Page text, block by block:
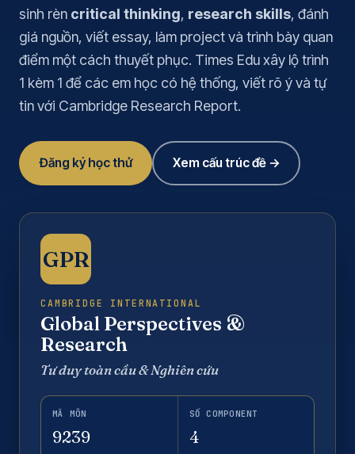
sinh rèn critical thinking, research skills, đánh
giá nguồn, viết essay, làm project và trình bày quan
điểm một cách thuyết phục. Times Edu xây lộ trình
1 kèm 1 để các em học có hệ thống, viết rõ ý và tự
tin với Cambridge Research Report.
Đăng ký học thử Xem cấu trúc đề →
GPR
CAMBRIDGE INTERNATIONAL
Global Perspectives &
Research
Tư duy toàn cầu & Nghiên cứu
MÃ MÔN
9239
SỐ COMPONENT
4